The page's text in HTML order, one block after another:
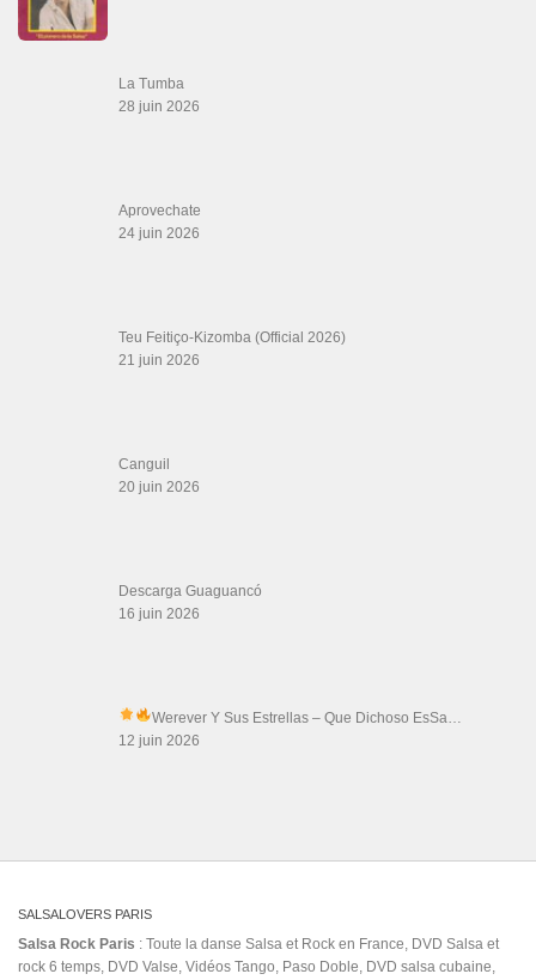
La Tumba
28 juin 2026
Aprovechate
24 juin 2026
Teu Feitiço-Kizomba (Official 2026)
21 juin 2026
Canguil
20 juin 2026
Descarga Guaguancó
16 juin 2026
Werever Y Sus Estrellas – Que Dichoso EsSa…
12 juin 2026
SALSALOVERS PARIS
Salsa Rock Paris : Toute la danse Salsa et Rock en France, DVD Salsa et
rock 6 temps, DVD Valse, Vidéos Tango, Paso Doble, DVD salsa cubaine,